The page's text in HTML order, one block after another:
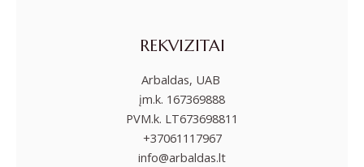
REKVIZITAI
Arbaldas, UAB
įm.k. 167369888
PVM.k. LT673698811
+37061117967
info@arbaldas.lt